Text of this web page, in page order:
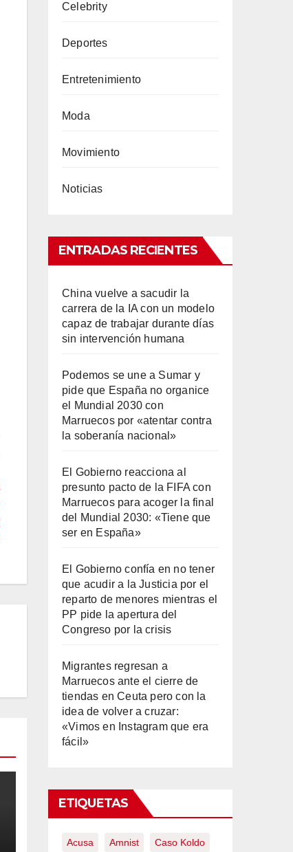
Celebrity
Deportes
Entretenimiento
Moda
Movimiento
Noticias
ENTRADAS RECIENTES
China vuelve a sacudir la
carrera de la IA con un modelo
capaz de trabajar durante días
sin intervención humana
Podemos se une a Sumar y
pide que España no organice
el Mundial 2030 con
Marruecos por «atentar contra
la soberanía nacional»
El Gobierno reacciona al
presunto pacto de la FIFA con
Marruecos para acoger la final
del Mundial 2030: «Tiene que
ser en España»
El Gobierno confía en no tener
que acudir a la Justicia por el
reparto de menores mientras el
PP pide la apertura del
Congreso por la crisis
Migrantes regresan a
Marruecos ante el cierre de
tiendas en Ceuta pero con la
idea de volver a cruzar:
«Vimos en Instagram que era
fácil»
ETIQUETAS
Acusa Amnist Caso Koldo